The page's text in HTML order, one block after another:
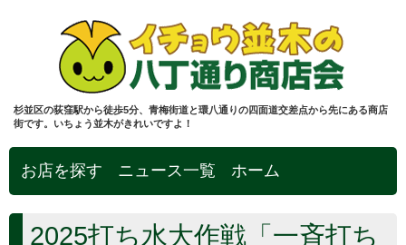
杉並区の荻窪駅から徒歩5分、青梅街道と環八通りの四面道交差点から先にある商店
街です。いちょう並木がきれいですよ！
お店を探す ニュース一覧 ホーム
2025打ち水大作戦「一斉打ち